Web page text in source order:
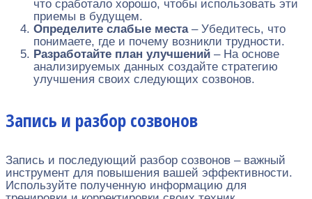
что сработало хорошо, чтобы использовать эти
приемы в будущем.
Определите слабые места– Убедитесь, что
понимаете, где и почему возникли трудности.
Разработайте план улучшений – На основе
анализируемых данных создайте стратегию
улучшения своих следующих созвонов.
Запись и разбор созвонов
Запись и последующий разбор созвонов – важный
инструмент для повышения вашей эффективности.
Используйте полученную информацию для